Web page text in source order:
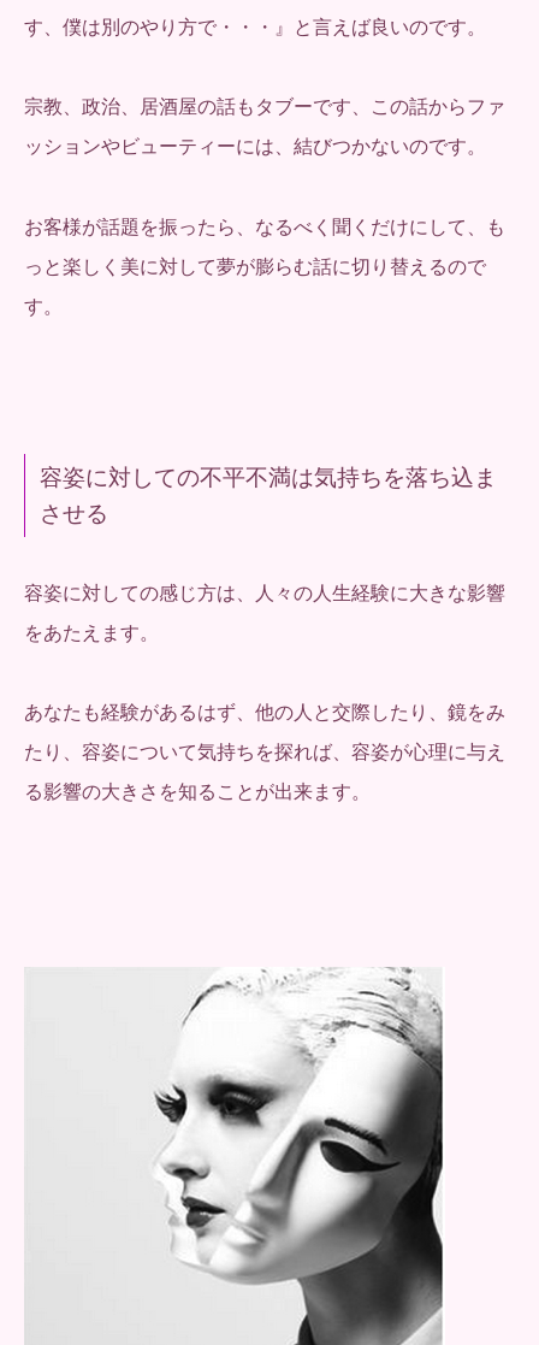
す、僕は別のやり方で・・・』と言えば良いのです。
宗教、政治、居酒屋の話もタブーです、この話からファ
ッションやビューティーには、結びつかないのです。
お客様が話題を振ったら、なるべく聞くだけにして、も
っと楽しく美に対して夢が膨らむ話に切り替えるので
す。
容姿に対しての不平不満は気持ちを落ち込ま
させる
容姿に対しての感じ方は、人々の人生経験に大きな影響
をあたえます。
あなたも経験があるはず、他の人と交際したり、鏡をみ
たり、容姿について気持ちを探れば、容姿が心理に与え
る影響の大きさを知ることが出来ます。